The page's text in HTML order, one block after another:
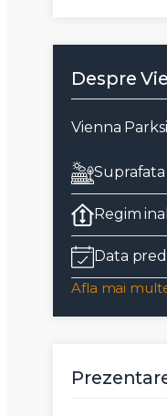
Despre
Vienna
Regim
Data
Afla mai